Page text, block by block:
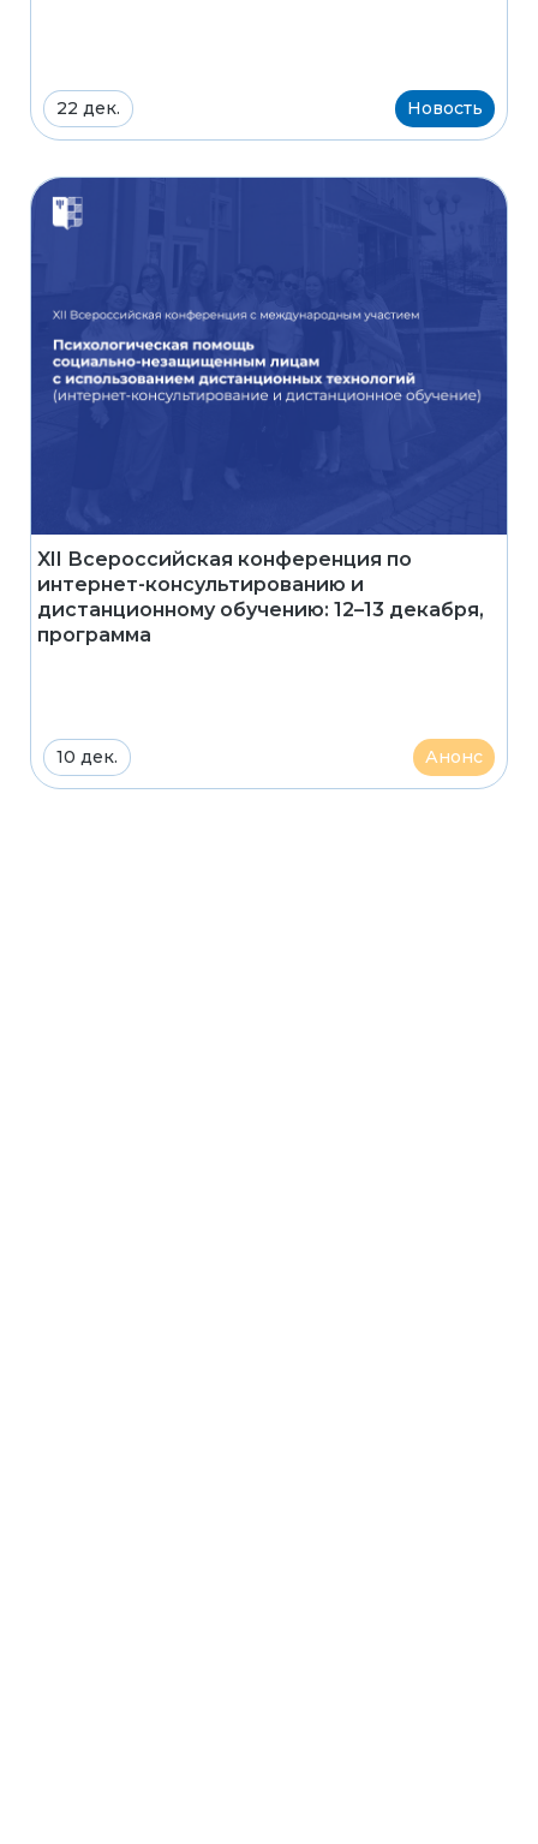
22 дек. Новость
XII Всероссийская конференция по
интернет-консультированию и
дистанционному обучению: 12–13 декабря,
программа
10 дек. Анонс